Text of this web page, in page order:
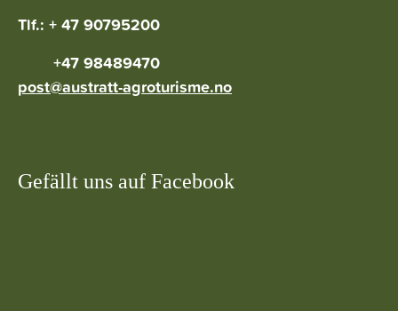
Tlf.: + 47 90795200
+47 98489470
post@austratt-agroturisme.no
Gefällt uns auf Facebook